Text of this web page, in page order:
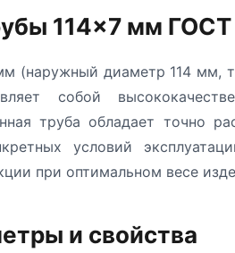
114×7 мм
(наружный диаметр 114
собой
труба обладает точно
условий
при оптимальном весе
и свойства